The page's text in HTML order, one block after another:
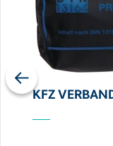
KFZ
Previous